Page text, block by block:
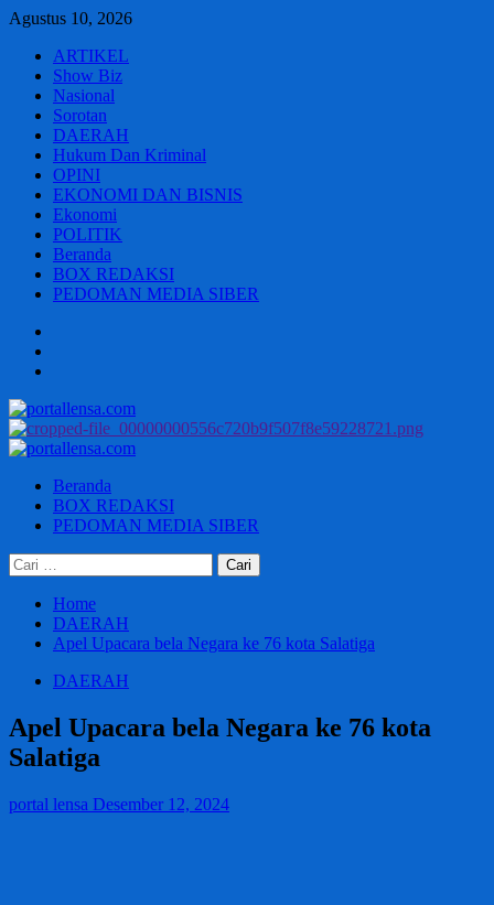
Skip
content
Agustus 10, 2026
ARTIKEL
Show Biz
Nasional
Sorotan
DAERAH
Hukum Dan Kriminal
OPINI
EKONOMI DAN BISNIS
Ekonomi
POLITIK
Beranda
BOX REDAKSI
PEDOMAN MEDIA SIBER
SIBER
Primary
Beranda
BOX REDAKSI
PEDOMAN MEDIA SIBER
Cari
untuk:
Home
DAERAH
Apel Upacara bela Negara ke 76 kota Salatiga
DAERAH
Apel Upacara bela Negara ke 76 kota
Salatiga
portal lensa Desember 12, 2024